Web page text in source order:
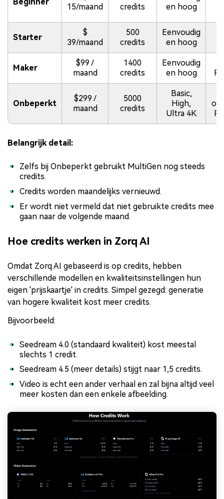
15/maand
credits
en hoog
Starter
$
39/maand
500
credits
Eenvoudig
en hoog
Maker
$99 /
maand
1400
credits
Eenvoudig
en hoog
Onbeperkt
$299 /
maand
5000
credits
Basic,
High,
Ultra 4K
Belangrijk detail:
Zelfs bij Onbeperkt gebruikt MultiGen nog steeds
credits.
Credits worden maandelijks vernieuwd.
Er wordt niet vermeld dat niet gebruikte credits mee
gaan naar de volgende maand.
Hoe credits werken in Zorq AI
Omdat Zorq AI gebaseerd is op credits, hebben
verschillende modellen en kwaliteitsinstellingen hun
eigen 'prijskaartje' in credits. Simpel gezegd: generatie
van hogere kwaliteit kost meer credits.
Bijvoorbeeld:
Seedream 4.0 (standaard kwaliteit) kost meestal
slechts 1 credit.
Seedream 4.5 (meer details) stijgt naar 1,5 credits.
Video is echt een ander verhaal en zal bijna altijd veel
meer kosten dan een enkele afbeelding.